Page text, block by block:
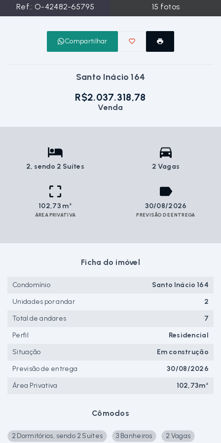
Ref.:O-42482-65795 15 fotos
Compartilhar
Santo Inácio 164
R$2.037.318,78
Venda
2, sendo 2 Suítes 2 Vagas
102,73 m²
ÁREA PRIVATIVA
30/08/2026
PREVISÃO DE ENTREGA
Cômodos
2 Dormitórios, sendo 2 Suítes 3 Banheiros 2 Vagas
Ficha do imóvel
Condomínio
Santo Inácio 164
Unidades por andar
2
Total de andares
7
Perfil
Residencial
Situação
Em construção
Previsão de entrega
30/08/2026
Área Privativa
102,73m²